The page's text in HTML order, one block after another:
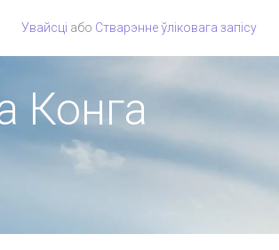
Увайсці або Стварэнне ўліковага запісу
Конга